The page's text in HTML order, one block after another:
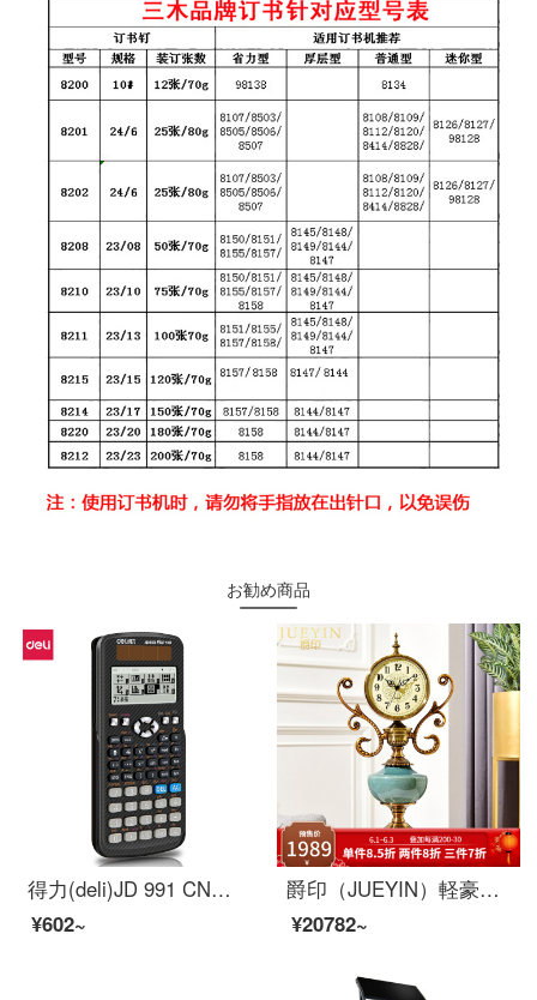
お勧め商品
得力(deli)JD 991 CN中国語版双電源科学関数計算機コンピュータ中/大学教程奥数物理競争会計試験は大学院受験を使って計算します。
¥602~
爵印（JUEYIN）軽豪ブランド欧式創意置き時計リビングの置き時計のテーブルにアメリカーノの上の寝室の静音時計レトロデスクトップの時計Aタイプを飾っています。
¥20782~